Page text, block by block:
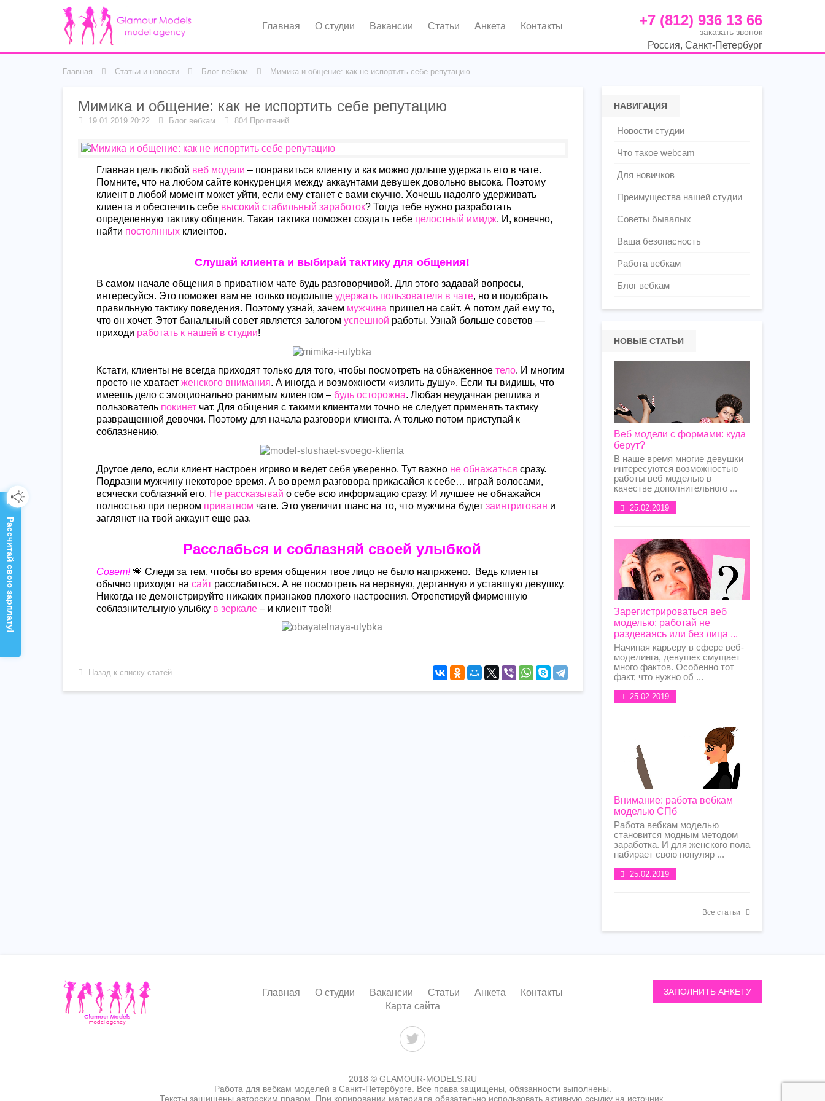
Главная О студии Вакансии Статьи Анкета Контакты +7 (812) 936 13 66
заказать звонок
Россия, Санкт-Петербург
Главная Статьи и новости Блог вебкам Мимика и общение: как не испортить себе репутацию
Мимика и общение: как не испортить себе репутацию
19.01.2019 20:22 Блог вебкам 804 Прочтений
Главная цель любой веб модели – понравиться клиенту и как можно дольше удержать его в чате.
Помните, что на любом сайте конкуренция между аккаунтами девушек довольно высока. Поэтому
клиент в любой момент может уйти, если ему станет с вами скучно. Хочешь надолго удерживать
клиента и обеспечить себе высокий стабильный заработок? Тогда тебе нужно разработать
определенную тактику общения. Такая тактика поможет создать тебе целостный имидж. И, конечно,
найти постоянных клиентов.
Слушай клиента и выбирай тактику для общения!
В самом начале общения в приватном чате будь разговорчивой. Для этого задавай вопросы,
интересуйся. Это поможет вам не только подольше удержать пользователя в чате, но и подобрать
правильную тактику поведения. Поэтому узнай, зачем мужчина пришел на сайт. А потом дай ему то,
что он хочет. Этот банальный совет является залогом успешной работы. Узнай больше советов —
приходи работать к нашей в студии!
Кстати, клиенты не всегда приходят только для того, чтобы посмотреть на обнаженное тело. И многим
просто не хватает женского внимания. А иногда и возможности «излить душу». Если ты видишь, что
имеешь дело с эмоционально ранимым клиентом – будь осторожна. Любая неудачная реплика и
пользователь покинет чат. Для общения с такими клиентами точно не следует применять тактику
развращенной девочки. Поэтому для начала разговори клиента. А только потом приступай к
соблазнению.
Другое дело, если клиент настроен игриво и ведет себя уверенно. Тут важно не обнажаться сразу.
Подразни мужчину некоторое время. А во время разговора прикасайся к себе… играй волосами,
всячески соблазняй его. Не рассказывай о себе всю информацию сразу. И лучшее не обнажайся
полностью при первом приватном чате. Это увеличит шанс на то, что мужчина будет заинтригован и
заглянет на твой аккаунт еще раз.
Расслабься и соблазняй своей улыбкой
Совет!💗 Следи за тем, чтобы во время общения твое лицо не было напряжено. Ведь клиенты
обычно приходят на сайт расслабиться. А не посмотреть на нервную, дерганную и уставшую девушку.
Никогда не демонстрируйте никаких признаков плохого настроения. Отрепетируй фирменную
соблазнительную улыбку в зеркале – и клиент твой!
Назад к списку статей
НАВИГАЦИЯ
Новости студии
Что такое webcam
Для новичков
Преимущества нашей студии
Советы бывалых
Ваша безопасность
Работа вебкам
Блог вебкам
НОВЫЕ СТАТЬИ
Веб модели с формами: куда
берут?
В наше время многие девушки
интересуются возможностью
работы веб моделью в
качестве дополнительного ...
25.02.2019
Зарегистрироваться веб
моделью: работай не
раздеваясь или без лица ...
Начиная карьеру в сфере веб-
моделинга, девушек смущает
много фактов. Особенно тот
факт, что нужно об ...
25.02.2019
Внимание: работа вебкам
моделью СПб
Работа вебкам моделью
становится модным методом
заработка. И для женского пола
набирает свою популяр ...
25.02.2019
Все статьи
Главная О студии Вакансии Статьи Анкета
Контакты
Карта сайта
ЗАПОЛНИТЬ АНКЕТУ
2018 © GLAMOUR-MODELS.RU
Работа для вебкам моделей в Санкт-Петербурге. Все права защищены, обязанности выполнены.
Тексты защищены авторским правом. При копировании материала обязательно использовать активную ссылку на источник.
Рассчитай свою зарплату!